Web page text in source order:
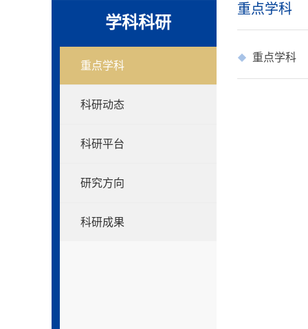
学科科研
重点学科
科研动态
科研平台
研究方向
科研成果
重点学科
重点学科